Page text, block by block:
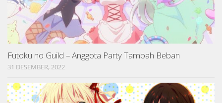
Futoku no Guild – Anggota Party Tambah Beban
31 DESEMBER, 2022